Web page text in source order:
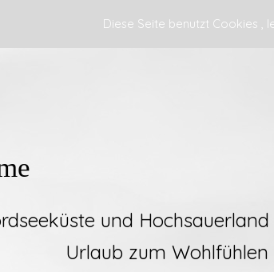
Diese Seite benutzt Cookies ,
und Hochsauerland
Carolinensiel Preise
Urlaub zum Wohlfühlen